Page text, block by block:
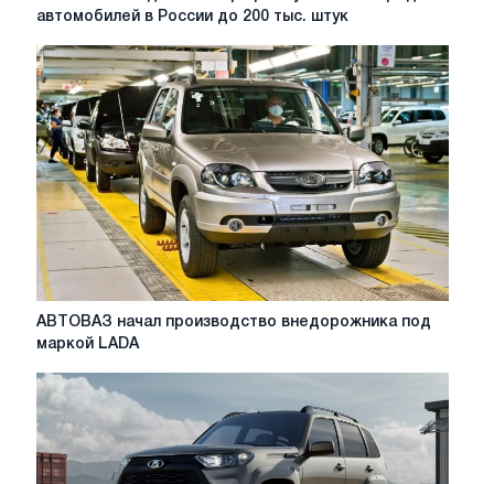
в
полтора
раза
увеличила
продажи
автомобилей
в
России
до
200
тыс.
автомобилей в России до 200 тыс. штук
АВТОВАЗ
внедорожника
под
маркой
LADA
АВТОВАЗ начал производство внедорожника под
маркой LADA